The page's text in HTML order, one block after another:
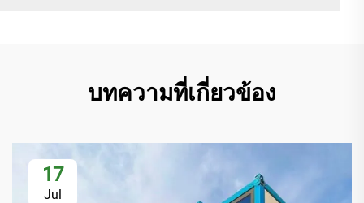
บทความที่เกี่ยวข้อง
17
Jul